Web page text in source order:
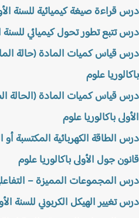
قراءة صيغة كيميائية للسنة الأولى
تتبع تطور تحول كيميائي للسنة
قياس كميات المادة (حالة المادة
علوم
قياس كميات المادة (الحالة
باكالوريا علوم
الطاقة الكهربائية المكتسبة أو
جول الأولى باكالوريا علوم
المجموعات المميزة – التفاعلية
تغيير الهيكل الكربوني للسنة